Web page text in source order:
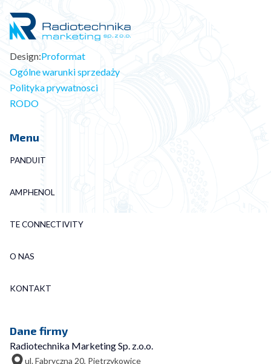
Design:Proformat
Ogólne warunki sprzedaży
Polityka prywatnosci
RODO
Menu
PANDUIT
AMPHENOL
TE CONNECTIVITY
O NAS
KONTAKT
Dane firmy
Radiotechnika Marketing Sp. z.o.o.
ul. Fabryczna 20, Pietrzykowice